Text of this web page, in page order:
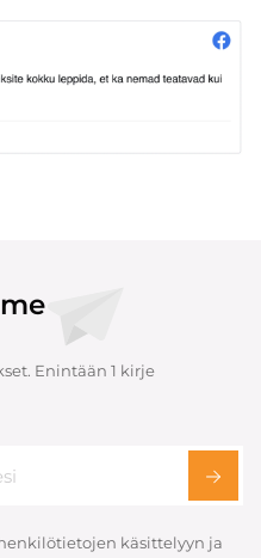
Enintään 1 kirje
käsittelyyn ja